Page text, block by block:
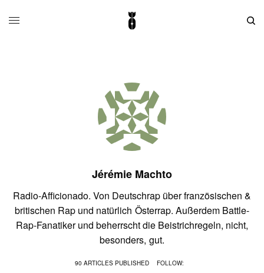
Jérémie Machto
Radio-Afficionado. Von Deutschrap über französischen &
britischen Rap und natürlich Österrap. Außerdem Battle-
Rap-Fanatiker und beherrscht die Beistrichregeln, nicht,
besonders, gut.
90 ARTICLES PUBLISHED FOLLOW: